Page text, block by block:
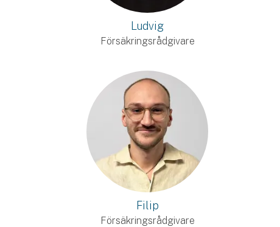
Ludvig
Försäkringsrådgivare
Filip
Försäkringsrådgivare